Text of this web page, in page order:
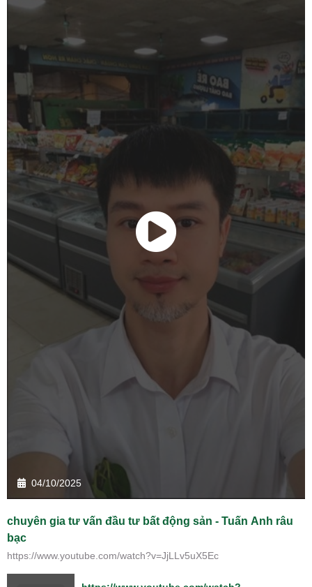
04/10/2025
chuyên gia tư vấn đầu tư bất động sản - Tuấn Anh râu
bạc
https://www.youtube.com/watch?v=JjLLv5uX5Ec